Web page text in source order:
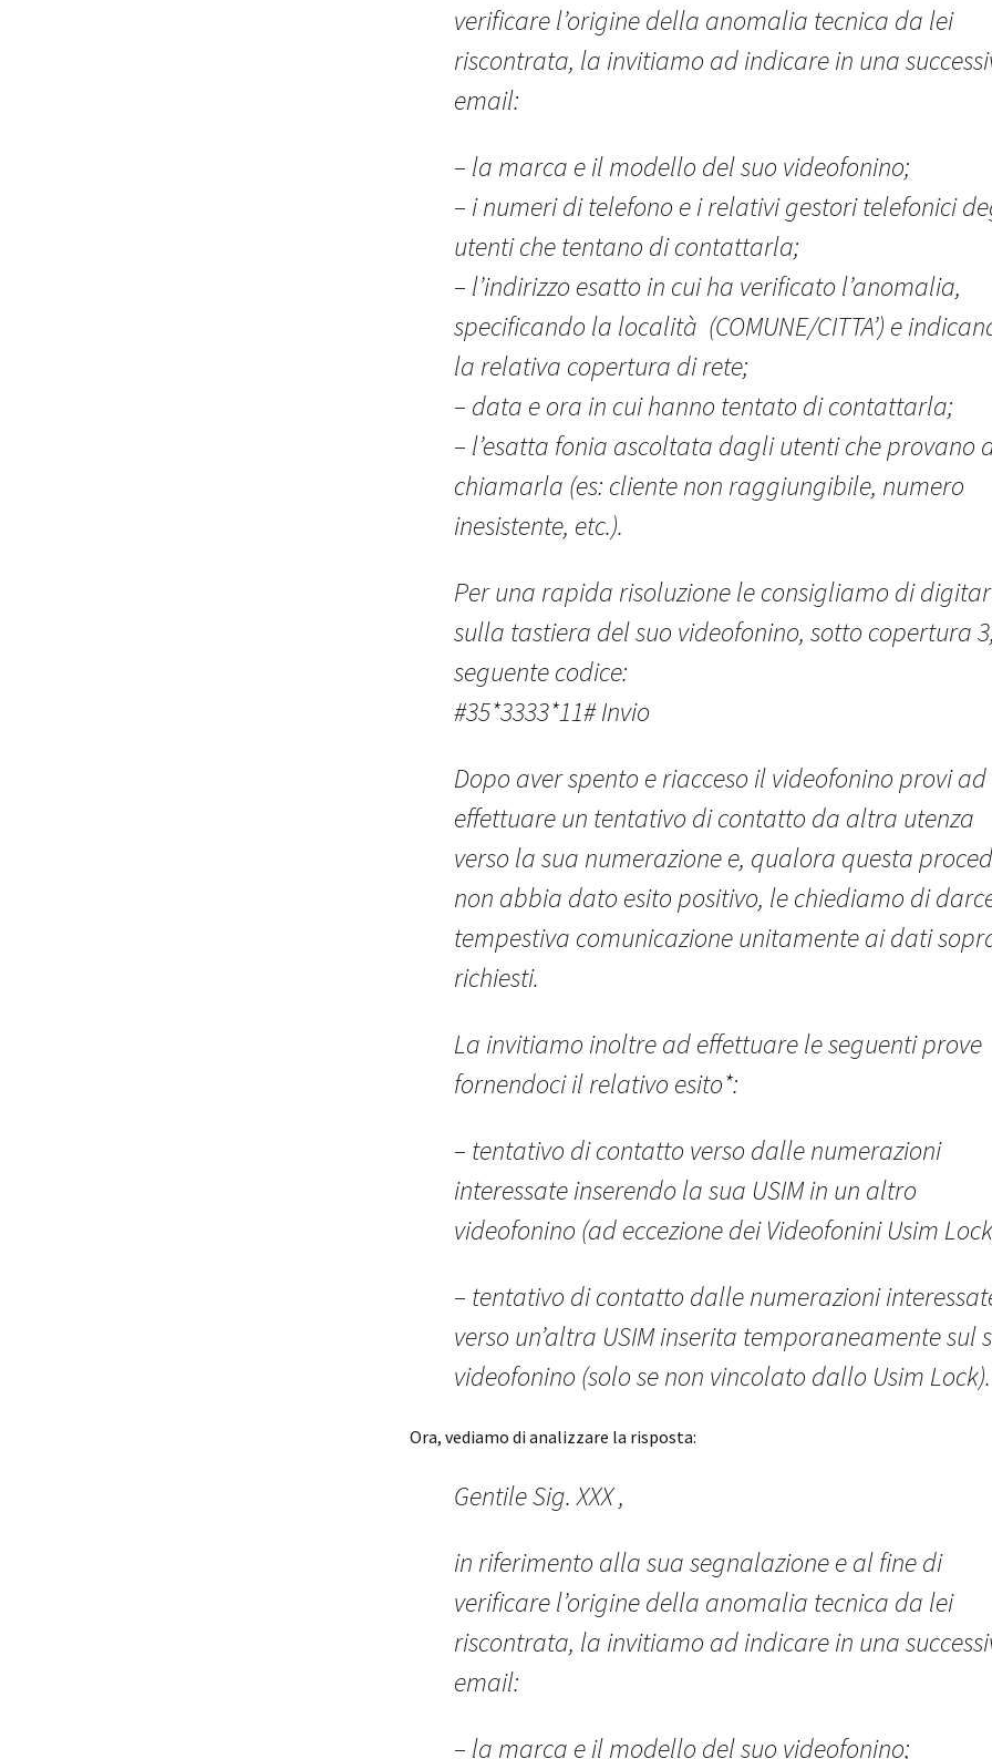
verificare l’origine della anomalia tecnica da lei
riscontrata, la invitiamo ad indicare in una
email:
– la marca e il modello del suo videofonino;
– i numeri di telefono e i relativi gestori telefonici
utenti che tentano di contattarla;
– l’indirizzo esatto in cui ha verificato l’anomalia,
specificando la località (COMUNE/CITTA’) e
la relativa copertura di rete;
– data e ora in cui hanno tentato di contattarla;
– l’esatta fonia ascoltata dagli utenti che provano
chiamarla (es: cliente non raggiungibile, numero
inesistente, etc.).
Per una rapida risoluzione le consigliamo di
sulla tastiera del suo videofonino, sotto copertura
seguente codice:
#35*3333*11# Invio
Dopo aver spento e riacceso il videofonino provi ad
effettuare un tentativo di contatto da altra utenza
verso la sua numerazione e, qualora questa
non abbia dato esito positivo, le chiediamo di
tempestiva comunicazione unitamente ai dati
richiesti.
La invitiamo inoltre ad effettuare le seguenti prove
fornendoci il relativo esito*:
– tentativo di contatto verso dalle numerazioni
interessate inserendo la sua USIM in un altro
videofonino (ad eccezione dei Videofonini Usim
– tentativo di contatto dalle numerazioni
verso un’altra USIM inserita temporaneamente sul
videofonino (solo se non vincolato dallo Usim Lock).
Ora, vediamo di analizzare la risposta:
Gentile Sig. XXX ,
in riferimento alla sua segnalazione e al fine di
verificare l’origine della anomalia tecnica da lei
riscontrata, la invitiamo ad indicare in una
email:
– la marca e il modello del suo videofonino;